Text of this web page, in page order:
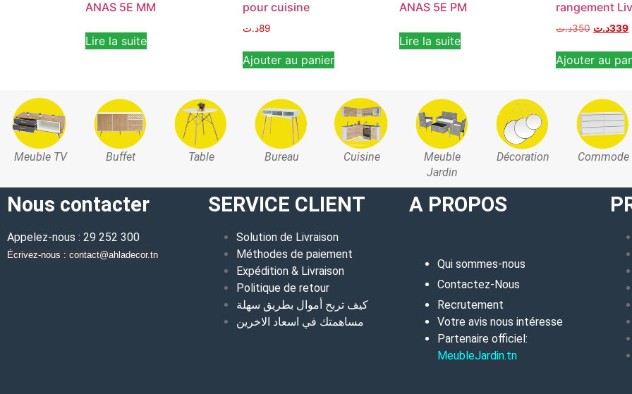
ANAS 5E MM
Lire la suite
pour cuisine
89د.ت
Ajouter au panier
ANAS 5E PM
Lire la suite
rangement
350د.ت 339د.ت
Ajouter au
Meuble TV Buffet Table Bureau Cuisine
Meuble
Jardin
Décoration Commode
Nous contacter
Appelez-nous : 29 252 300
Écrivez-nous : contact@ahladecor.tn
SERVICE CLIENT
Solution de Livraison
Méthodes de paiement
Expédition & Livraison
Politique de retour
كيف تربح أموال بطريق سهلة
مساهمتك في اسعاد الاخرين
A PROPOS
Qui sommes-nous
Contactez-Nous
Recrutement
Votre avis nous intéresse
Partenaire officiel:
MeubleJardin.tn